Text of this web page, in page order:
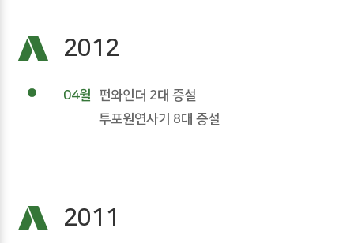
2012
04월
펀와인더 2대 증설
투포원연사기 8대 증설
2011